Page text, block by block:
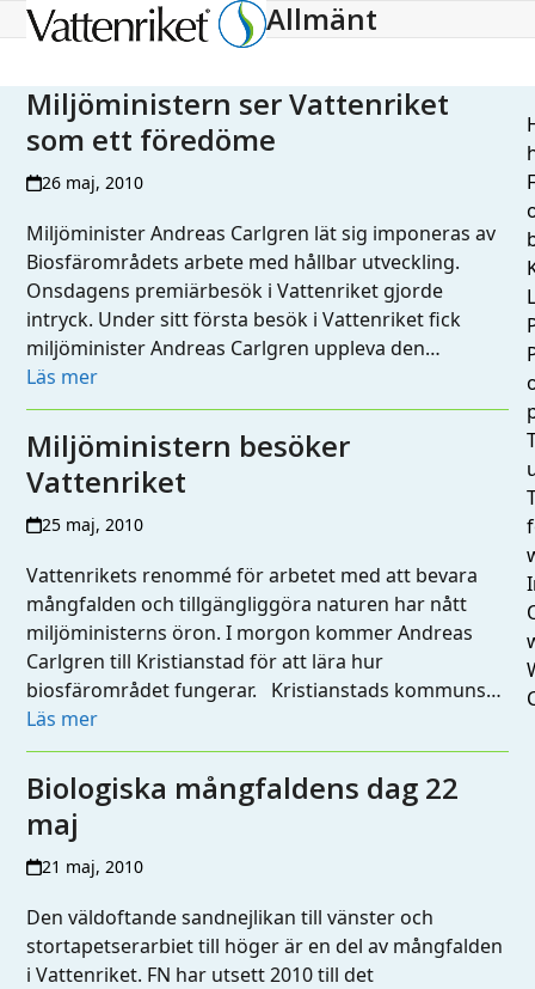
Open
menu
Close
menu
Allmänt
Miljöministern ser Vattenriket
som ett föredöme
26 maj, 2010
Miljöminister Andreas Carlgren lät sig imponeras av
Biosfärområdets arbete med hållbar utveckling.
Onsdagens premiärbesök i Vattenriket gjorde
intryck. Under sitt första besök i Vattenriket fick
miljöminister Andreas Carlgren uppleva den…
Läs mer
Miljöministern besöker
Vattenriket
25 maj, 2010
Vattenrikets renommé för arbetet med att bevara
mångfalden och tillgängliggöra naturen har nått
miljöministerns öron. I morgon kommer Andreas
Carlgren till Kristianstad för att lära hur
biosfärområdet fungerar. Kristianstads kommuns…
Läs mer
Biologiska mångfaldens dag 22
maj
21 maj, 2010
Den väldoftande sandnejlikan till vänster och
stortapetserarbiet till höger är en del av mångfalden
i Vattenriket. FN har utsett 2010 till det